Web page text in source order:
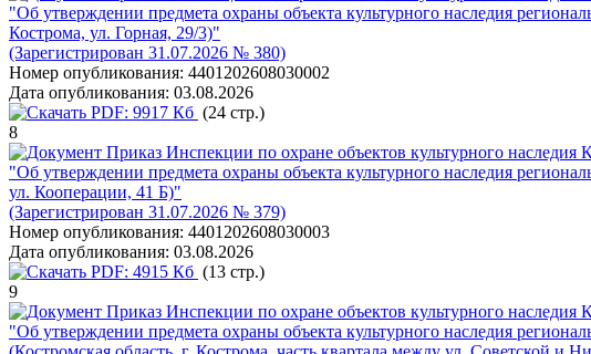
"Об утверждении предмета охраны объекта культурного наследия
Кострома, ул. Горная, 29/3)"
(Зарегистрирован 31.07.2026 № 380)
Номер опубликования: 4401202608030002
Дата опубликования: 03.08.2026
PDF: 9917 Кб (24 стр.)
8
Приказ Инспекции по охране объектов культурного
"Об утверждении предмета охраны объекта культурного наследия
ул. Кооперации, 41 Б)"
(Зарегистрирован 31.07.2026 № 379)
Номер опубликования: 4401202608030003
Дата опубликования: 03.08.2026
PDF: 4915 Кб (13 стр.)
9
Приказ Инспекции по охране объектов культурного
"Об утверждении предмета охраны объекта культурного наследия